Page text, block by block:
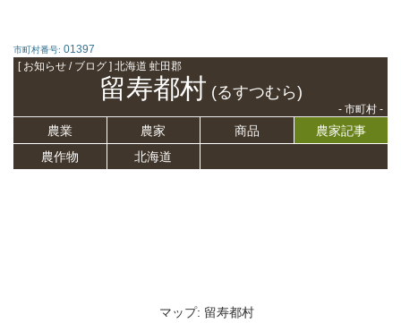
市町村番号: 01397
[ お知らせ / ブログ ] 北海道 虻田郡
留寿都村 (るすつむら)
- 市町村 -
農業 農家 商品
農家記事
農作物
北海道
マップ: 留寿都村